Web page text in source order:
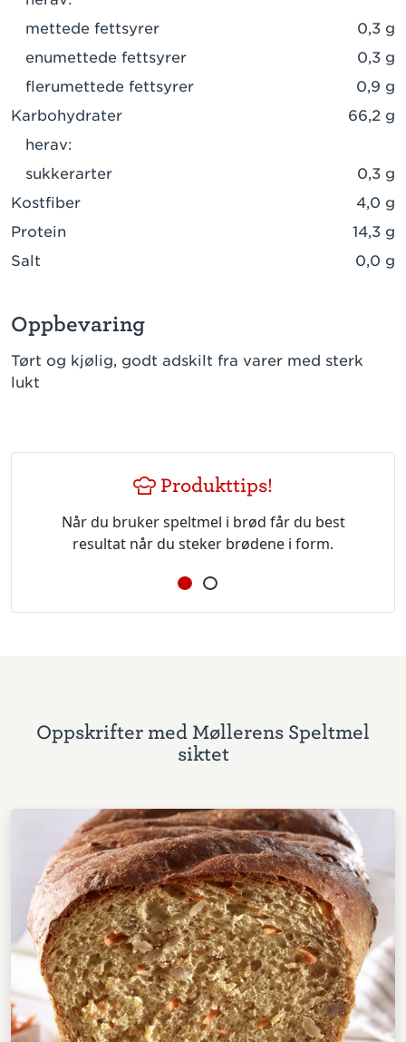
mettede fettsyrer
0,3 g
enumettede fettsyrer
0,3 g
flerumettede fettsyrer
0,9 g
Karbohydrater
66,2 g
herav:
sukkerarter
0,3 g
Kostfiber
4,0 g
Protein
14,3 g
Salt
0,0 g
Oppbevaring
Tørt og kjølig, godt adskilt fra varer med sterk
lukt
Produkttips!
Når du bruker speltmel i brød får du best
resultat når du steker brødene i form.
Oppskrifter med Møllerens Speltmel
siktet